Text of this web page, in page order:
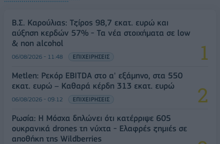
Β.Σ. Καρούλιας: Τζίρος 98,7 εκατ. ευρώ και
αύξηση κερδών 57% - Τα νέα στοιχήματα σε low
& non alcohol
06/08/2026 - 11:48 ΕΠΙΧΕΙΡΗΣΕΙΣ
Metlen: Ρεκόρ EBITDA στο α' εξάμηνο, στα 550
εκατ. ευρώ – Καθαρά κέρδη 313 εκατ. ευρώ
06/08/2026 - 09:12 ΕΠΙΧΕΙΡΗΣΕΙΣ
Ρωσία: Η Μόσχα δηλώνει ότι κατέρριψε 605
ουκρανικά drones τη νύχτα - Ελαφρές ζημιές σε
αποθήκη της Wildberries